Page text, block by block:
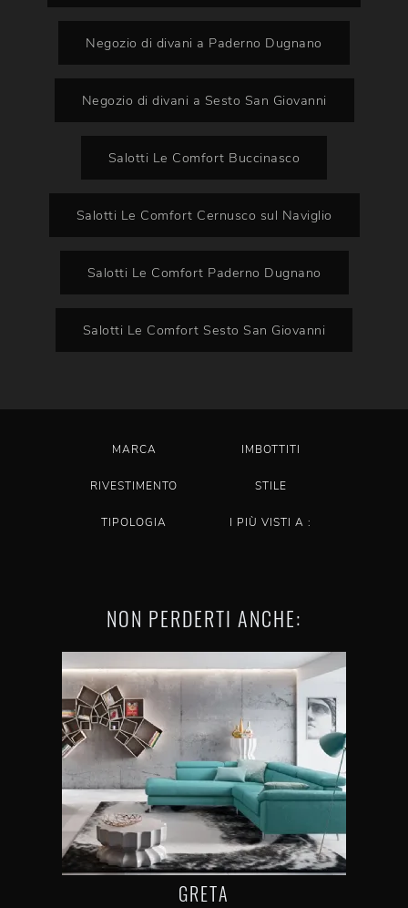
Negozio di divani a Paderno Dugnano
Negozio di divani a Sesto San Giovanni
Salotti Le Comfort Buccinasco
Salotti Le Comfort Cernusco sul Naviglio
Salotti Le Comfort Paderno Dugnano
Salotti Le Comfort Sesto San Giovanni
MARCA IMBOTTITI
RIVESTIMENTO STILE
TIPOLOGIA I PIÙ VISTI A :
NON PERDERTI ANCHE:
GRETA